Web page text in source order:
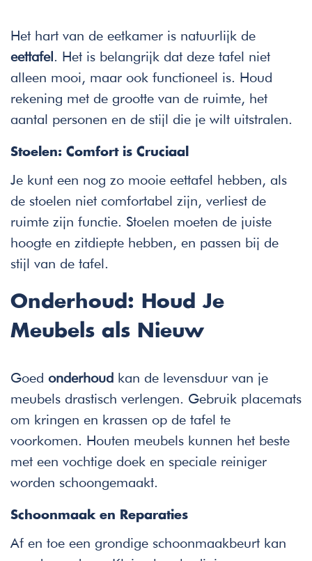
Het hart van de eetkamer is natuurlijk de
eettafel. Het is belangrijk dat deze tafel niet
alleen mooi, maar ook functioneel is. Houd
rekening met de grootte van de ruimte, het
aantal personen en de stijl die je wilt uitstralen.
Stoelen: Comfort is Cruciaal
Je kunt een nog zo mooie eettafel hebben, als
de stoelen niet comfortabel zijn, verliest de
ruimte zijn functie. Stoelen moeten de juiste
hoogte en zitdiepte hebben, en passen bij de
stijl van de tafel.
Onderhoud: Houd Je
Meubels als Nieuw
Goed onderhoud kan de levensduur van je
meubels drastisch verlengen. Gebruik placemats
om kringen en krassen op de tafel te
voorkomen. Houten meubels kunnen het beste
met een vochtige doek en speciale reiniger
worden schoongemaakt.
Schoonmaak en Reparaties
Af en toe een grondige schoonmaakbeurt kan